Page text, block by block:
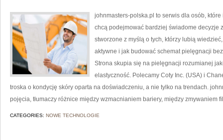
johnmasters-polska.pl to serwis dla osób,
chcą podejmować bardziej świadome decyzje
stworzone z myślą o tych, którzy lubią
aktywne i jak budować schemat pielęgnacji
Strona skupia się na pielęgnacji rozumianej
elastyczność. Polecamy Coty Inc. (USA) i
troska o kondycję skóry oparta na doświadczeniu, a nie tylko na trendach.
pojęcia, tłumaczy różnice między wzmacnianiem bariery, między zmywaniem
CATEGORIES: NOWE TECHNOLOGIE